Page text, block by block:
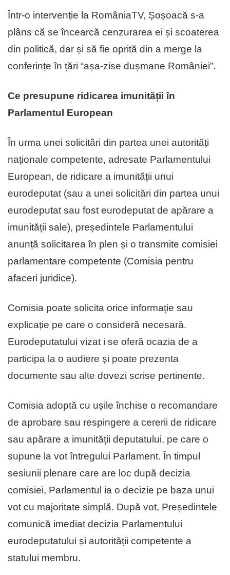
Într-o intervenție la RomâniaTV, Șoșoacă s-a
plâns că se încearcă cenzurarea ei și scoaterea
din politică, dar și să fie oprită din a merge la
conferințe în țări “așa-zise dușmane României”.
Ce presupune ridicarea imunității în
Parlamentul European
În urma unei solicitări din partea unei autorități
naționale competente, adresate Parlamentului
European, de ridicare a imunității unui
eurodeputat (sau a unei solicitări din partea unui
eurodeputat sau fost eurodeputat de apărare a
imunității sale), președintele Parlamentului
anunță solicitarea în plen și o transmite comisiei
parlamentare competente (Comisia pentru
afaceri juridice).
Comisia poate solicita orice informație sau
explicație pe care o consideră necesară.
Eurodeputatului vizat i se oferă ocazia de a
participa la o audiere și poate prezenta
documente sau alte dovezi scrise pertinente.
Comisia adoptă cu ușile închise o recomandare
de aprobare sau respingere a cererii de ridicare
sau apărare a imunității deputatului, pe care o
supune la vot întregului Parlament. În timpul
sesiunii plenare care are loc după decizia
comisiei, Parlamentul ia o decizie pe baza unui
vot cu majoritate simplă. După vot, Președintele
comunică imediat decizia Parlamentului
eurodeputatului și autorității competente a
statului membru.